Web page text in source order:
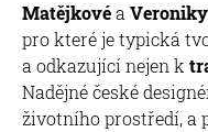
Matějkovéa
pro které je typická
a odkazující nejen k
Nadějné české
životního prostředí, a